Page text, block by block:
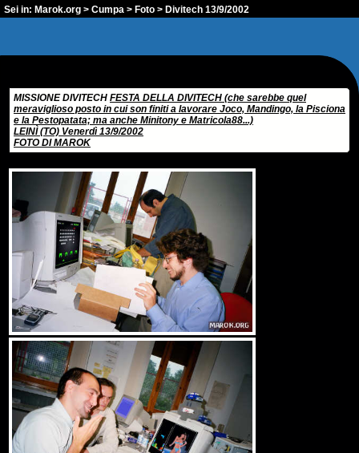
Sei in: Marok.org > Cumpa > Foto > Divitech 13/9/2002
MISSIONE DIVITECH FESTA DELLA DIVITECH (che sarebbe quel
meraviglioso posto in cui son finiti a lavorare Joco, Mandingo, la Pisciona
e la Pestopatata; ma anche Minitony e Matricola88...)
LEINÌ (TO) Venerdì 13/9/2002
FOTO DI MAROK